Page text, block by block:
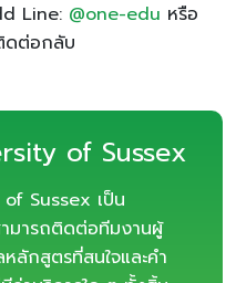
Line: @one-edu หรือ
ดต่อกลับ
of Sussex
Sussex เป็น
มารถติดต่อทีมงานผู้
ลักสูตรที่สนใจและคำ